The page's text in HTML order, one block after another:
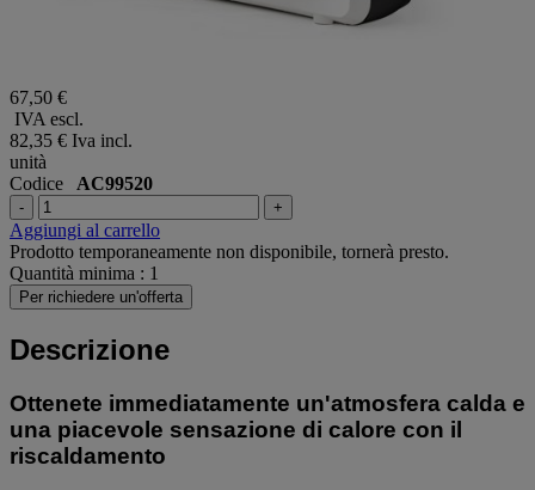
67,50 €
IVA escl.
82,35 € Iva incl.
unità
Codice AC99520
- +
Aggiungi al carrello
Prodotto temporaneamente non disponibile, tornerà presto.
Quantità minima : 1
Per richiedere un'offerta
Descrizione
Ottenete immediatamente un'atmosfera calda e
una piacevole sensazione di calore con il
riscaldamento